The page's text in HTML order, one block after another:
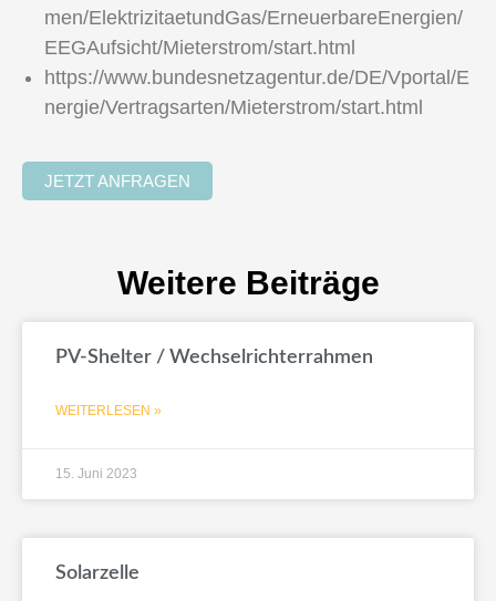
men/ElektrizitaetundGas/ErneuerbareEnergien/
EEGAufsicht/Mieterstrom/start.html
https://www.bundesnetzagentur.de/DE/Vportal/E
nergie/Vertragsarten/Mieterstrom/start.html
JETZT ANFRAGEN
Weitere Beiträge
PV-Shelter / Wechselrichterrahmen
WEITERLESEN »
15. Juni 2023
Solarzelle